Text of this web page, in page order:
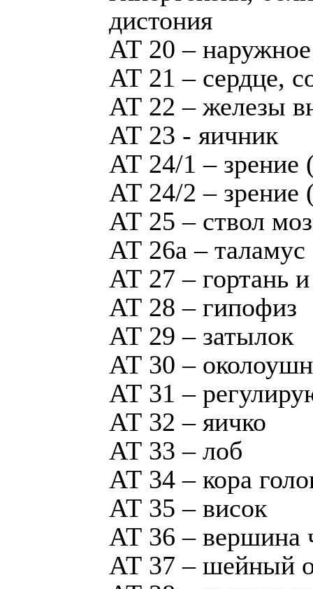
дистония
АТ 20 –
АТ 21 – сердце,
АТ 22 – железы
АТ 23 - яичник
АТ 24/1 – зрение
АТ 24/2 – зрение
АТ 25 – ствол
АТ 26а –
АТ 27 – гортань
АТ 28 – гипофиз
АТ 29 – затылок
АТ 30 –
АТ 31 –
АТ 32 – яичко
АТ 33 – лоб
АТ 34 – кора
АТ 35 – висок
АТ 36 – вершина
АТ 37 – шейный